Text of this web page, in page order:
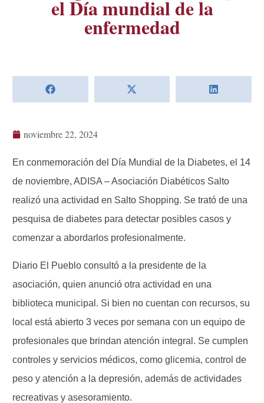
el Día mundial de la
enfermedad
noviembre 22, 2024
En conmemoración del Día Mundial de la Diabetes, el 14
de noviembre, ADISA – Asociación Diabéticos Salto
realizó una actividad en Salto Shopping. Se trató de una
pesquisa de diabetes para detectar posibles casos y
comenzar a abordarlos profesionalmente.
Diario El Pueblo consultó a la presidente de la
asociación, quien anunció otra actividad en una
biblioteca municipal. Si bien no cuentan con recursos, su
local está abierto 3 veces por semana con un equipo de
profesionales que brindan atención integral. Se cumplen
controles y servicios médicos, como glicemia, control de
peso y atención a la depresión, además de actividades
recreativas y asesoramiento.